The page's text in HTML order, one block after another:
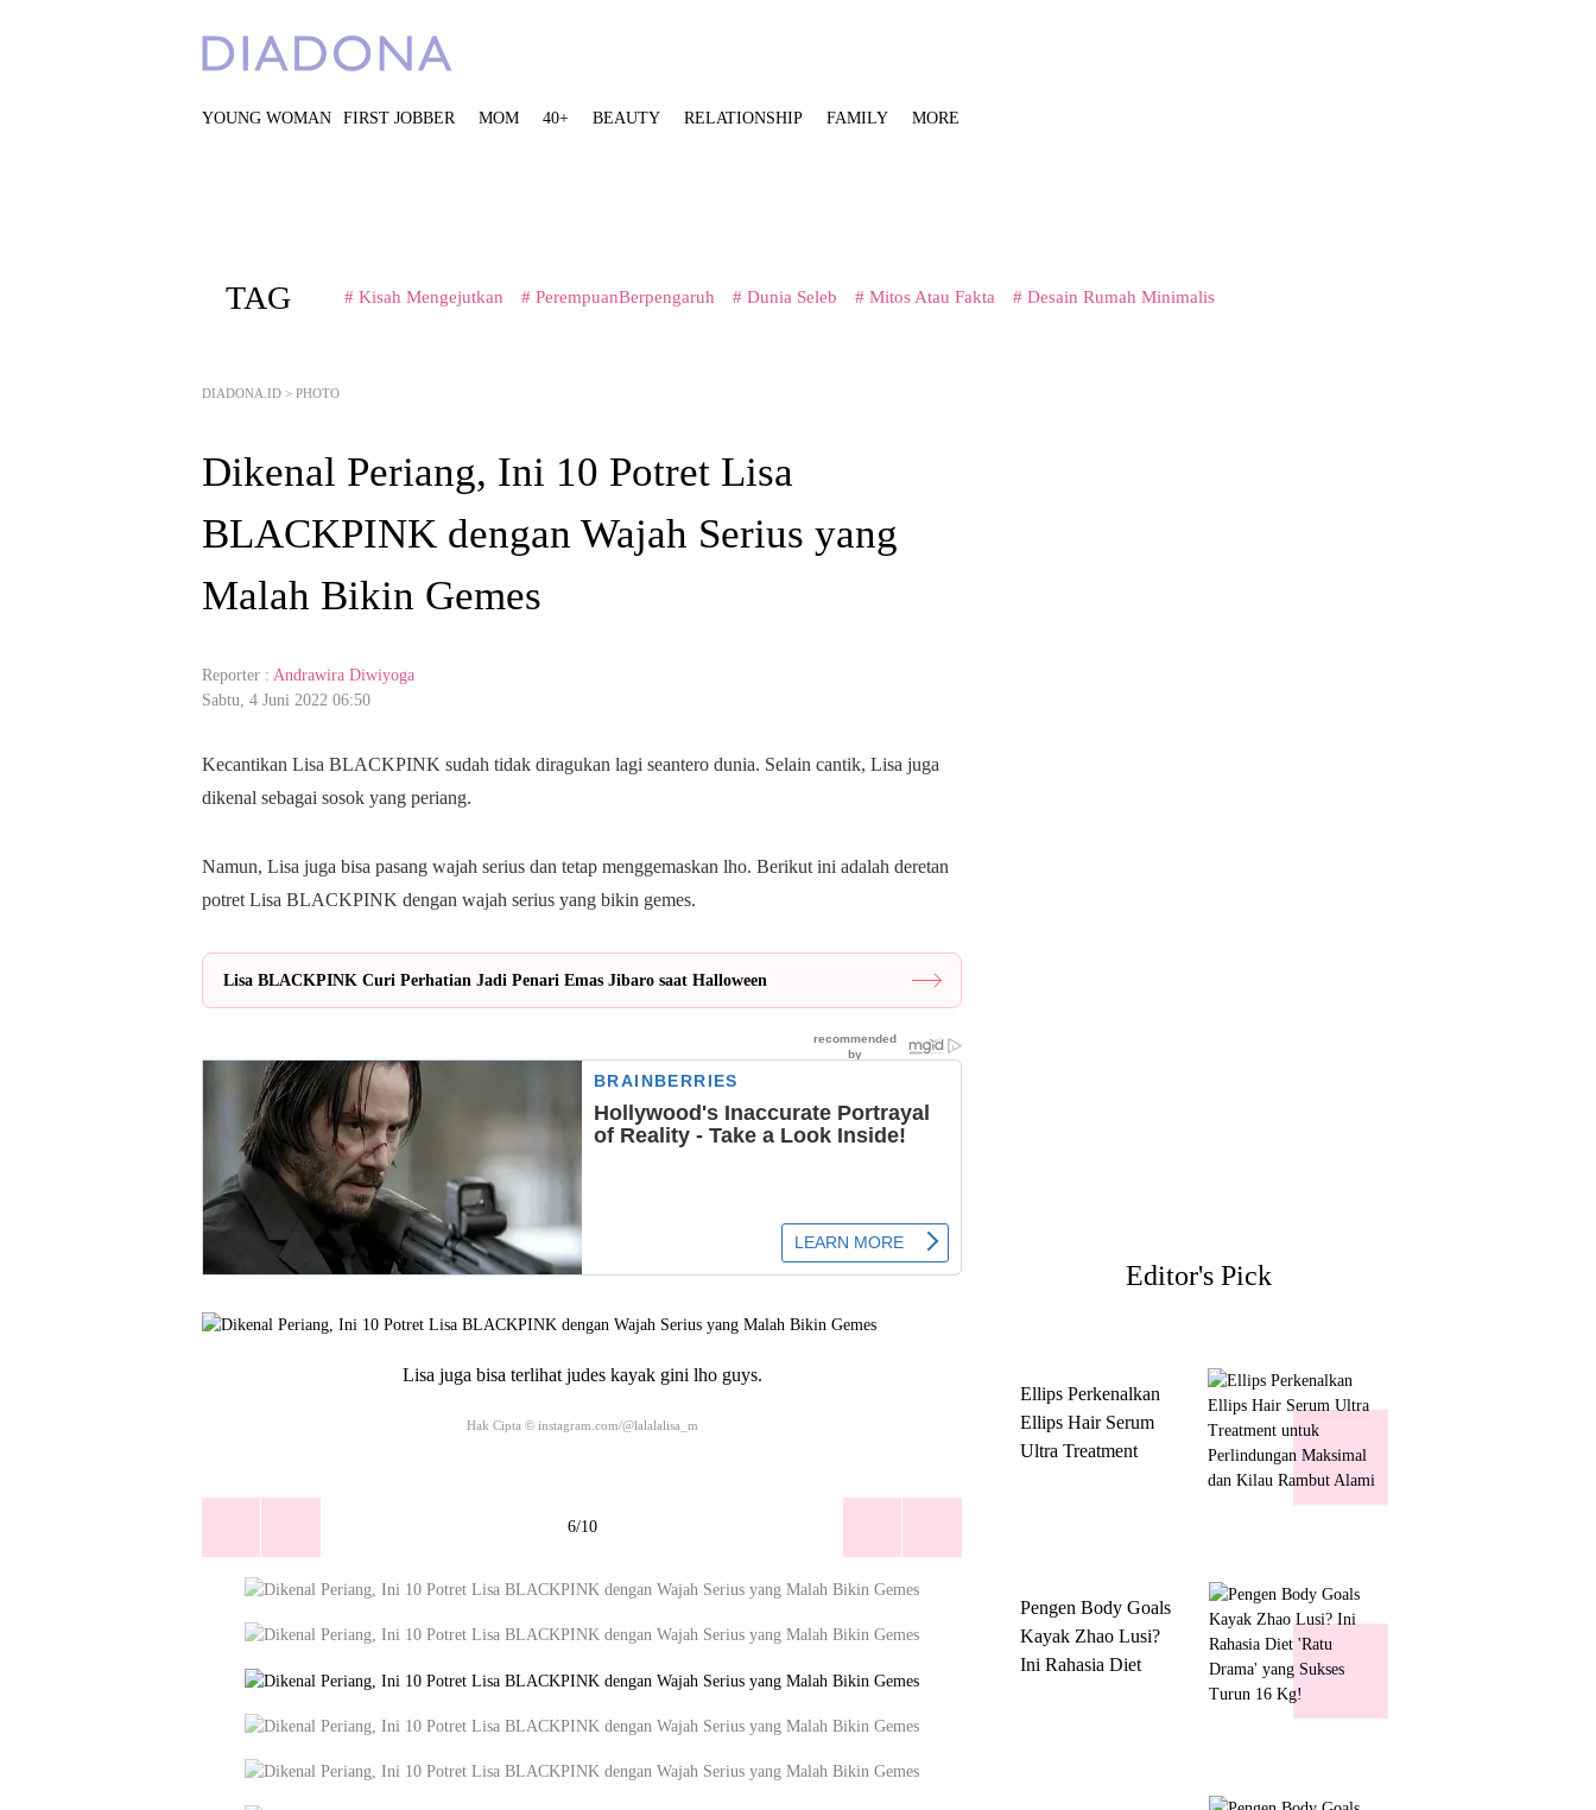
YOUNG WOMAN FIRST JOBBER MOM 40+ BEAUTY RELATIONSHIP FAMILY MORE
TAG # Kisah Mengejutkan # PerempuanBerpengaruh # Dunia Seleb # Mitos Atau Fakta # Desain Rumah Minimalis
DIADONA.ID > PHOTO
Dikenal Periang, Ini 10 Potret Lisa
BLACKPINK dengan Wajah Serius yang
Malah Bikin Gemes
Reporter : Andrawira Diwiyoga
Sabtu, 4 Juni 2022 06:50
Kecantikan Lisa BLACKPINK sudah tidak diragukan lagi seantero dunia. Selain cantik, Lisa juga
dikenal sebagai sosok yang periang.
Namun, Lisa juga bisa pasang wajah serius dan tetap menggemaskan lho. Berikut ini adalah deretan
potret Lisa BLACKPINK dengan wajah serius yang bikin gemes.
Lisa BLACKPINK Curi Perhatian Jadi Penari Emas Jibaro saat Halloween
Lisa juga bisa terlihat judes kayak gini lho guys.
Hak Cipta © instagram.com/@lalalalisa_m
6/10
Editor's Pick
Ellips Perkenalkan
Ellips Hair Serum
Ultra Treatment
Pengen Body Goals
Kayak Zhao Lusi?
Ini Rahasia Diet